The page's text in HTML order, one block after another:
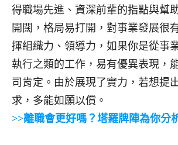
得職場先進、資深前輩的指點與幫
開闊，格局易打開，對事業發展很
揮組織力、領導力，如果你是從事
執行之類的工作，易有優異表現，
司肯定。由於展現了實力，若想提
求，多能如願以償。
>>離職會更好嗎？塔羅牌陣為你分